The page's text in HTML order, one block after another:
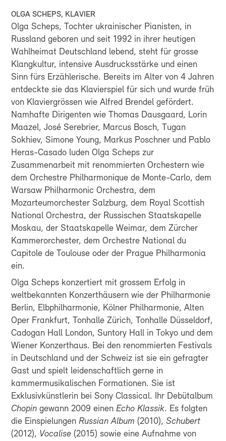
OLGA SCHEPS, KLAVIER
Olga Scheps, Tochter ukrainischer Pianisten, in
Russland geboren und seit 1992 in ihrer heutigen
Wahlheimat Deutschland lebend, steht für grosse
Klangkultur, intensive Ausdrucksstärke und einen
Sinn fürs Erzählerische. Bereits im Alter von 4 Jahren
entdeckte sie das Klavierspiel für sich und wurde früh
von Klaviergrössen wie Alfred Brendel gefördert.
Namhafte Dirigenten wie Thomas Dausgaard, Lorin
Maazel, José Serebrier, Marcus Bosch, Tugan
Sokhiev, Simone Young, Markus Poschner und Pablo
Heras-Casado luden Olga Scheps zur
Zusammenarbeit mit renommierten Orchestern wie
dem Orchestre Philharmonique de Monte-Carlo, dem
Warsaw Philharmonic Orchestra, dem
Mozarteumorchester Salzburg, dem Royal Scottish
National Orchestra, der Russischen Staatskapelle
Moskau, der Staatskapelle Weimar, dem Zürcher
Kammerorchester, dem Orchestre National du
Capitole de Toulouse oder der Prague Philharmonia
ein.
Olga Scheps konzertiert mit grossem Erfolg in
weltbekannten Konzerthäusern wie der Philharmonie
Berlin, Elbphilharmonie, Kölner Philharmonie, Alten
Oper Frankfurt, Tonhalle Zürich, Tonhalle Düsseldorf,
Cadogan Hall London, Suntory Hall in Tokyo und dem
Wiener Konzerthaus. Bei den renommierten Festivals
in Deutschland und der Schweiz ist sie ein gefragter
Gast und spielt leidenschaftlich gerne in
kammermusikalischen Formationen. Sie ist
Exklusivkünstlerin bei Sony Classical. Ihr Debütalbum
Chopin gewann 2009 einenEcho Klassik. Es folgten
die EinspielungenRussian Album (2010),Schubert
(2012), Vocalise (2015) sowie eine Aufnahme von